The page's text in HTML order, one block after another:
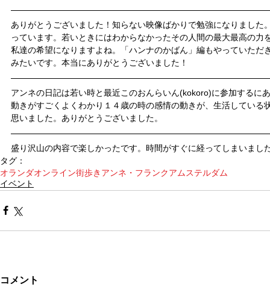
ありがとうございました！知らない映像ばかりで勉強になりました
っています。若いときにはわからなかったその人間の最大最高の力
私達の希望になりますよね。「ハンナのかばん」編もやっていただ
みたいです。本当にありがとうございました！
アンネの日記は若い時と最近このおんらいん(kokoro)に参加するに
動きがすごくよくわかり１４歳の時の感情の動きが、生活している
思いました。ありがとうございました。
盛り沢山の内容で楽しかったです。時間がすぐに経ってしまいまし
タグ：
オランダオンライン街歩き アンネ・フランクアムステルダム
イベント
コメント